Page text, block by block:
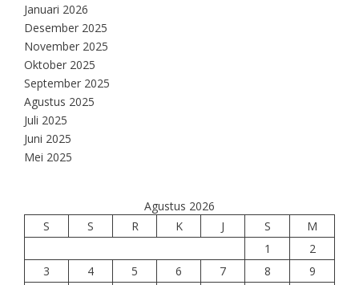
Januari 2026
Desember 2025
November 2025
Oktober 2025
September 2025
Agustus 2025
Juli 2025
Juni 2025
Mei 2025
Agustus 2026
S
S R K J S
M
1
2
3
4 5 6 7 8
9